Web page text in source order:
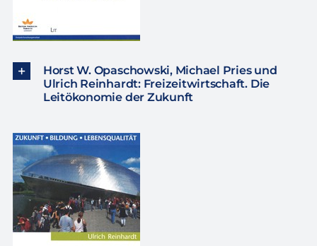
Horst W. Opaschowski, Michael Pries und
Ulrich Reinhardt: Freizeitwirtschaft. Die
Leitökonomie der Zukunft